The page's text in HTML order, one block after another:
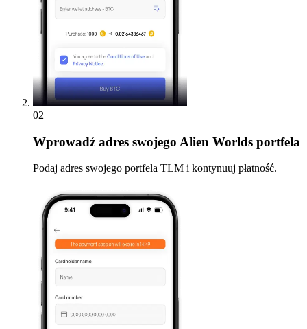
02
Wprowadź adres swojego Alien Worlds portfela
Podaj adres swojego portfela TLM i kontynuuj płatność.